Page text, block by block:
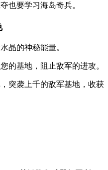
也要学习海岛奇兵。
晶的神秘能量。
的基地，阻止敌军的进攻。
突袭上千的敌军基地，收获